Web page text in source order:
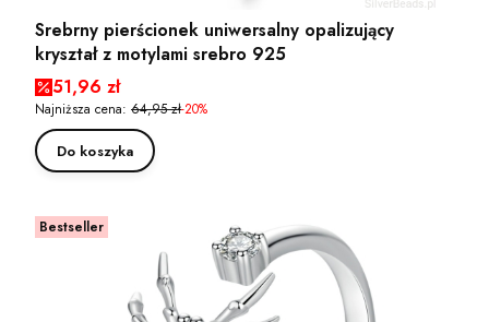
Srebrny pierścionek uniwersalny opalizujący
kryształ z motylami srebro 925
Cena promocyjna
51,96 zł
Najniższa cena: 64,95 zł-20%
Do koszyka
Bestseller